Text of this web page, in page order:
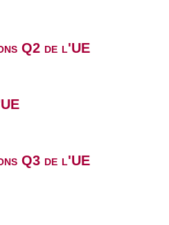
Q2 de l'UE
Q3 de l'UE